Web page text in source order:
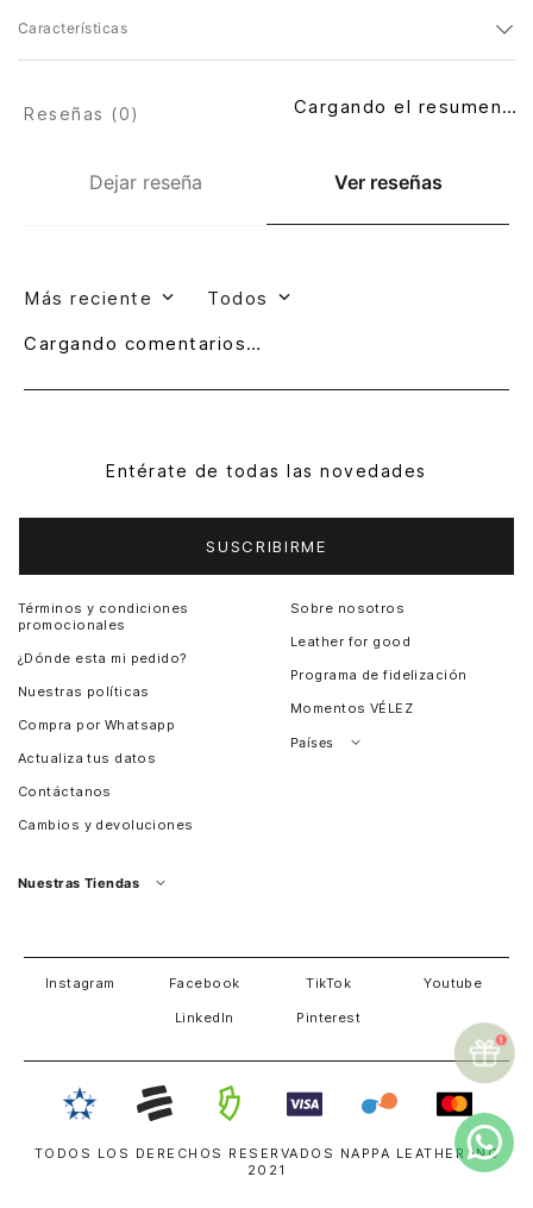
Características
Dejar reseña Ver reseñas
Reseñas (0) Cargando el resumen…
Más reciente Todos
Cargando comentarios…
Entérate de todas las novedades
SUSCRIBIRME
Términos y condiciones
promocionales
¿Dónde esta mi pedido?
Nuestras políticas
Compra por Whatsapp
Actualiza tus datos
Contáctanos
Cambios y devoluciones
Sobre nosotros
Leather for good
Programa de fidelización
Momentos VÉLEZ
Países
Costa Rica
Nuestras Tiendas
Instagram
Facebook TikTok Youtube
LinkedIn Pinterest
TODOS LOS DERECHOS RESERVADOS NAPPA LEATHER INC
2021